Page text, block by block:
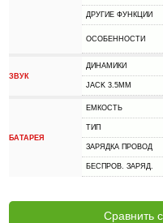
ДРУГИЕ ФУНКЦИИ
ОСОБЕННОСТИ
ЗВУК
ДИНАМИКИ
JACK 3.5MM
БАТАРЕЯ
ЕМКОСТЬ
ТИП
ЗАРЯДКА ПРОВОД
БЕСПРОВ. ЗАРЯД.
Сравнить